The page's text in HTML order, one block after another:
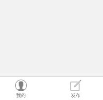
我的 发布